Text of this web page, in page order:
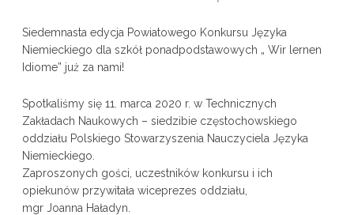
Siedemnasta edycja Powiatowego Konkursu Języka
Niemieckiego dla szkół ponadpodstawowych „ Wir lernen
Idiome” już za nami!
Spotkaliśmy się 11. marca 2020 r. w Technicznych
Zakładach Naukowych – siedzibie częstochowskiego
oddziału Polskiego Stowarzyszenia Nauczyciela Języka
Niemieckiego.
Zaproszonych gości, uczestników konkursu i ich
opiekunów przywitała wiceprezes oddziału,
mgr Joanna Haładyn.